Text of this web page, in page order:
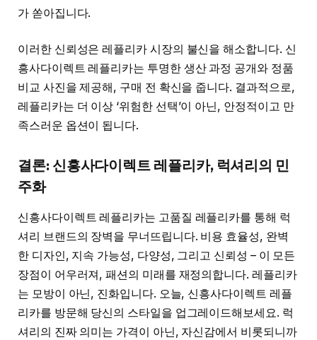
가 쏟아집니다.
이러한 신뢰성은 레플리카 시장의 불신을 해소합니다. 신
흥사다이렉트 레플리카는 투명한 생산 과정 공개와 정품
비교 사진을 제공해, 구매 전 확신을 줍니다. 결과적으로,
레플리카는 더 이상 ‘위험한 선택’이 아닌, 안정적이고 만
족스러운 옵션이 됩니다.
결론: 신흥사다이렉트 레플리카, 럭셔리의 민
주화
신흥사다이렉트 레플리카는 고품질 레플리카를 통해 럭
셔리 브랜드의 장벽을 무너뜨립니다. 비용 효율성, 완벽
한 디자인, 지속 가능성, 다양성, 그리고 신뢰성 – 이 모든
장점이 어우러져, 패션의 미래를 재정의합니다. 레플리카
는 모방이 아닌, 진화입니다. 오늘, 신흥사다이렉트 레플
리카를 방문해 당신의 스타일을 업그레이드해보세요. 럭
셔리의 진짜 의미는 가격이 아닌, 자신감에서 비롯되니까